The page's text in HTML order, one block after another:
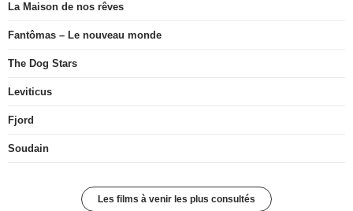
La Maison de nos rêves
Fantômas – Le nouveau monde
The Dog Stars
Leviticus
Fjord
Soudain
Les films à venir les plus consultés